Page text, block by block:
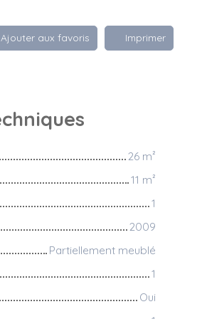
Ajouter aux favoris Imprimer
26 m²
11 m²
1
2009
Partiellement meublé
1
Oui